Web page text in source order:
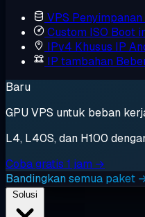
VPS Penyimpanan
Custom ISO Boot
IPv4 Khusus IP
IP tambahan
Baru
GPU VPS untuk beban
L4, L40S, dan H100
Coba gratis 1 jam →
Bandingkan semua paket